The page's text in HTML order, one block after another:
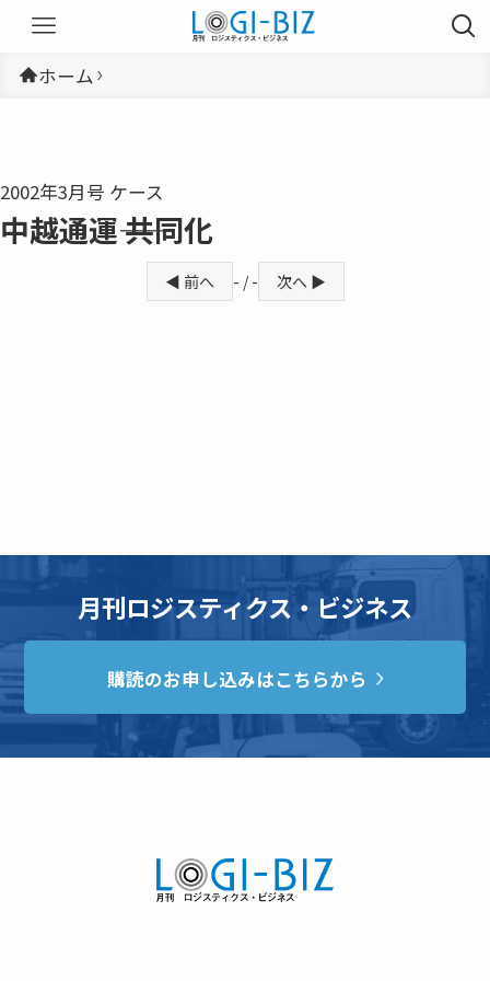
ホーム
2002年3月号 ケース
中越通運―― 共同化
◀ 前へ - / - 次へ ▶
月刊ロジスティクス・ビジネス
購読のお申し込みはこちらから